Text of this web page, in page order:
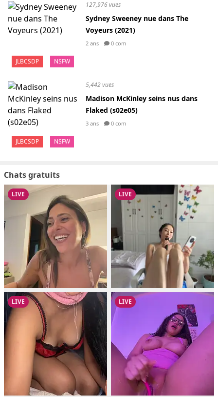
JLBCSDP NSFW
127,976 vues
Sydney Sweeney nue dans The
Voyeurs (2021)
2 ans 0 com
JLBCSDP NSFW
5,442 vues
Madison McKinley seins nus dans
Flaked (s02e05)
3 ans 0 com
Chats gratuits